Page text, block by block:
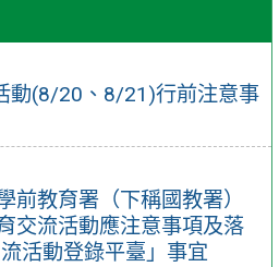
動(8/20、8/21)行前注意事
前教育署（下稱國教署）
交流活動應注意事項及落
活動登錄平臺」事宜